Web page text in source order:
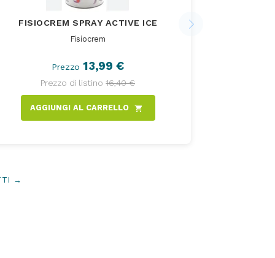
FISIOCREM SPRAY ACTIVE ICE
Fisiocrem
Prezzo 13,99 €
Prezzo di listino 16,40 €
AGGIUNGI AL CARRELLO shopping_cart
→